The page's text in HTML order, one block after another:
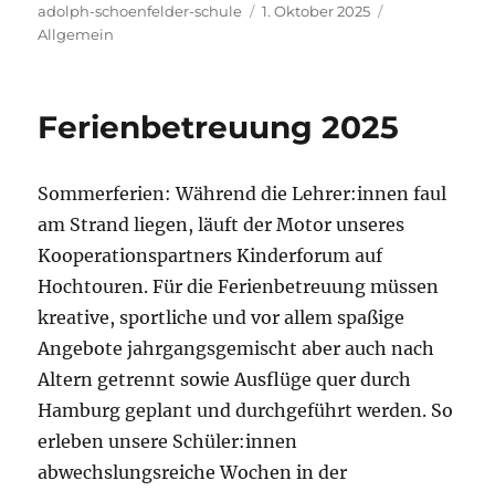
Autor
adolph-schoenfelder-schule
Veröffentlicht
1. Oktober 2025
Allgemein
Ferienbetreuung 2025
Sommerferien: Während die Lehrer:innen faul
am Strand liegen, läuft der Motor unseres
Kooperationspartners Kinderforum auf
Hochtouren. Für die Ferienbetreuung müssen
kreative, sportliche und vor allem spaßige
Angebote jahrgangsgemischt aber auch nach
Altern getrennt sowie Ausflüge quer durch
Hamburg geplant und durchgeführt werden. So
erleben unsere Schüler:innen
abwechslungsreiche Wochen in der